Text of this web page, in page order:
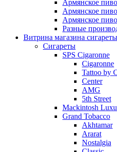
Армянское
Армянское
Армянское
Разные
Витрина магазина
Cигареты
SPS Cigaronne
Сigaronne
Tattoo by
Center
AMG
5th Street
Mackintosh
Grand Tobacco
Akhtamar
Ararat
Nostalgia